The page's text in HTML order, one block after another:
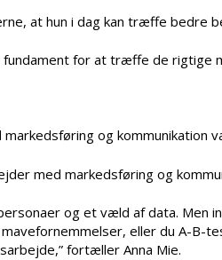
at hun i dag kan træffe bedre
for at træffe de rigtige
og
med markedsføring og
og et væld af data.
eller du A-B-
fortæller Anna Mie.